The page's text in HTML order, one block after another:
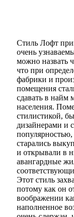
Стиль Лофт
очень
можно назвать
что при
фабрики и
помещения
сдавать в
населения.
стилистикой,
дизайнерами и
старались
и открывали в
авангардные
Этот стиль
потому как он
воображении
наполненное